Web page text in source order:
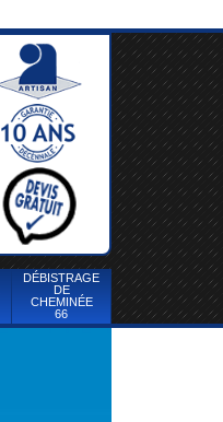
DÉBISTRAGE
DE
CHEMINÉE
66